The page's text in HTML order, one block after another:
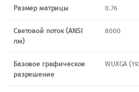
Размер матрицы 0.76
Световой поток (ANSI
лм)
8000
Базовое графическое
разрешение
WUXGA